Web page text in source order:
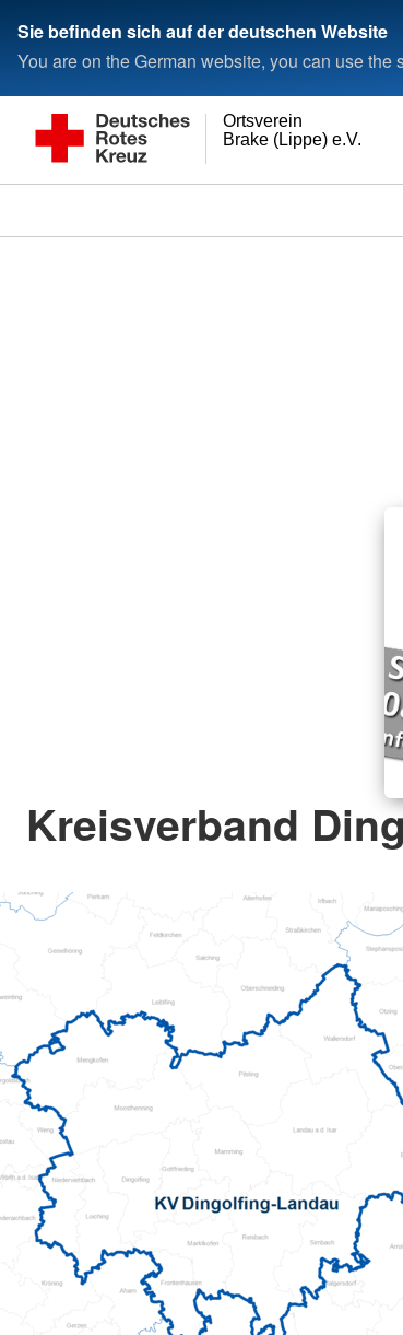
Sie befinden sich auf der deutschen Website
You are on the German website, you can use
Brake (Lippe) e.V.
Ortsverein
Kreisverband